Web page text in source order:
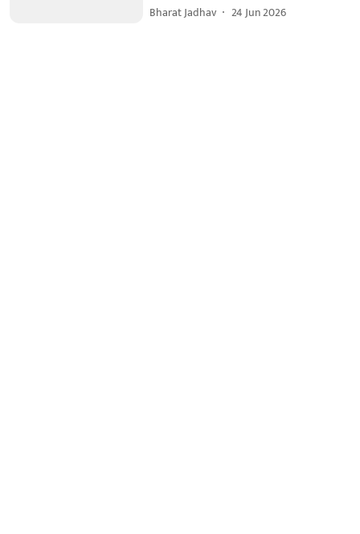
Bharat Jadhav 24 Jun 2026